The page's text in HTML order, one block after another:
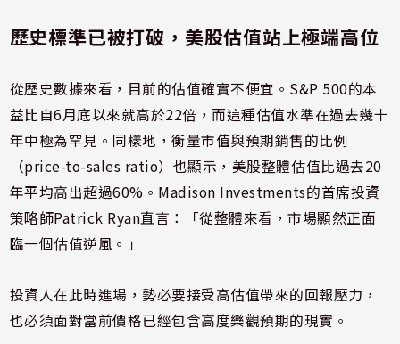
歷史標準已被打破，美股估值站上極端高位
從歷史數據來看，目前的估值確實不便宜。S&P 500的本
益比自6月底以來就高於22倍，而這種估值水準在過去幾十
年中極為罕見。同樣地，衡量市值與預期銷售的比例
（price-to-sales ratio）也顯示，美股整體估值比過去20
年平均高出超過60%。Madison Investments的首席投資
策略師Patrick Ryan直言：「從整體來看，市場顯然正面
臨一個估值逆風。」
投資人在此時進場，勢必要接受高估值帶來的回報壓力，
也必須面對當前價格已經包含高度樂觀預期的現實。